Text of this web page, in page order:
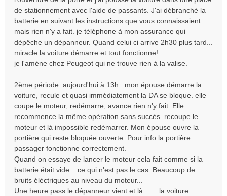
de stationnement avec l'aide de passants. J'ai débranché la
batterie en suivant les instructions que vous connaissaient
mais rien n'y a fait. je téléphone à mon assurance qui
dépêche un dépanneur. Quand celui ci arrive 2h30 plus tard...
miracle la voiture démarre et tout fonctionne!
je l'amène chez Peugeot qui ne trouve rien à la valise.
2ème période: aujourd'hui à 13h . mon épouse démarre la
voiture, recule et quasi immédiatement la DA se bloque. elle
coupe le moteur, redémarre, avance rien n'y fait. Elle
recommence la même opération sans succès. recoupe le
moteur et là impossible redémarrer. Mon épouse ouvre la
portière qui reste bloquée ouverte. Pour info la portière
passager fonctionne correctement.
Quand on essaye de lancer le moteur cela fait comme si la
batterie était vide... ce qui n'est pas le cas. Beaucoup de
bruits élèctriques au niveau du moteur...
Une heure pass le dépanneur vient et là....... la voiture